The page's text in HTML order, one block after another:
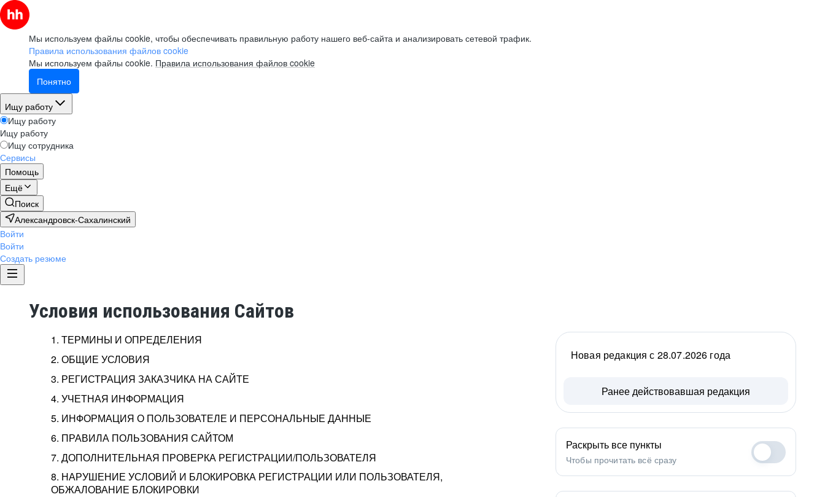
Мы используем файлы cookie, чтобы обеспечивать правильную работу нашего веб-сайта и анализировать сетевой трафик.
Правила использования файлов cookie
Мы используем файлы cookie. Правила использования файлов cookie
Понятно
Ищу работу
Ищу работу
Ищу работу
Ищу сотрудника
Сервисы
Помощь
Ещё
Поиск
Александровск-Сахалинский
Войти
Войти
Создать резюме
Условия использования Сайтов
1. ТЕРМИНЫ И ОПРЕДЕЛЕНИЯ
2. ОБЩИЕ УСЛОВИЯ
3. РЕГИСТРАЦИЯ ЗАКАЗЧИКА НА САЙТЕ
4. УЧЕТНАЯ ИНФОРМАЦИЯ
5. ИНФОРМАЦИЯ О ПОЛЬЗОВАТЕЛЕ И ПЕРСОНАЛЬНЫЕ ДАННЫЕ
6. ПРАВИЛА ПОЛЬЗОВАНИЯ САЙТОМ
7. ДОПОЛНИТЕЛЬНАЯ ПРОВЕРКА РЕГИСТРАЦИИ/ПОЛЬЗОВАТЕЛЯ
8. НАРУШЕНИЕ УСЛОВИЙ И БЛОКИРОВКА РЕГИСТРАЦИИ ИЛИ ПОЛЬЗОВАТЕЛЯ,
ОБЖАЛОВАНИЕ БЛОКИРОВКИ
Новая редакция с 28.07.2026 года
Ранее действовавшая редакция
Раскрыть все пункты
Чтобы прочитать всё сразу